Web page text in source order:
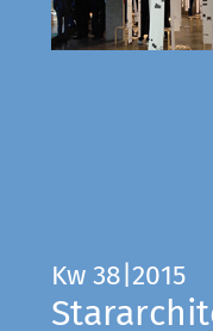
Kw 38|2015